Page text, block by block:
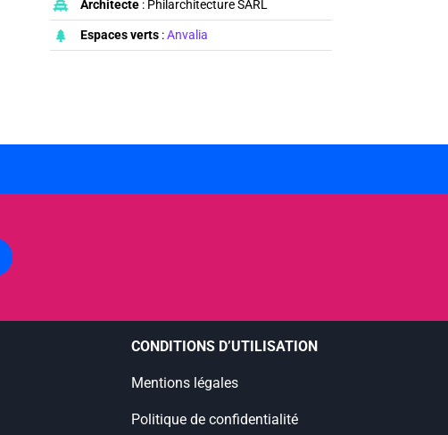
Architecte: Philarchitecture SARL
Espaces verts:Anvalia
CONDITIONS D’UTILISATION
Mentions légales
Politique de confidentialité